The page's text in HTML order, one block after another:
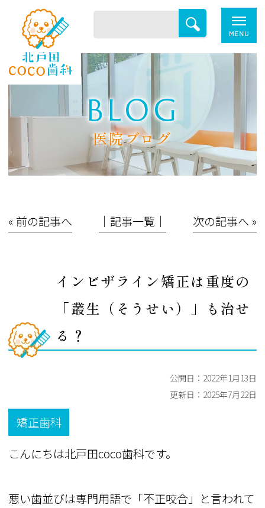
BLOG
医院ブログ
« 前の記事へ │記事一覧│ 次の記事へ »
インビザライン矯正は重度の
「叢生（そうせい）」も治せ
る？
公開日： 2022年1月13日
更新日： 2025年7月22日
矯正歯科
こんにちは北戸田coco歯科です。
悪い歯並びは専門用語で「不正咬合」と言われて